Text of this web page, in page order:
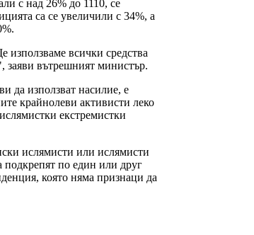
с над 26% до 1110, се
са се увеличили с 34%, а
всички средства
заяви вътрешният министър.
да използват насилие, е
крайнолеви активисти леко
екстремистки
ислямисти или ислямисти
подкрепят по един или друг
която няма признаци да